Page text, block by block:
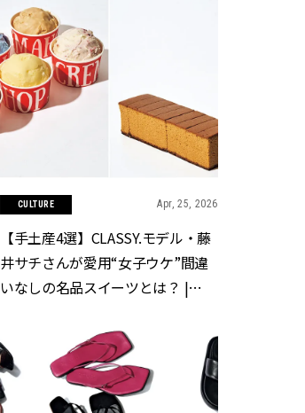
CULTURE Apr, 25, 2026
【手土産4選】CLASSY.モデル・藤
井サチさんが愛用“女子ウケ”間違
いなしの名品スイーツとは？ |